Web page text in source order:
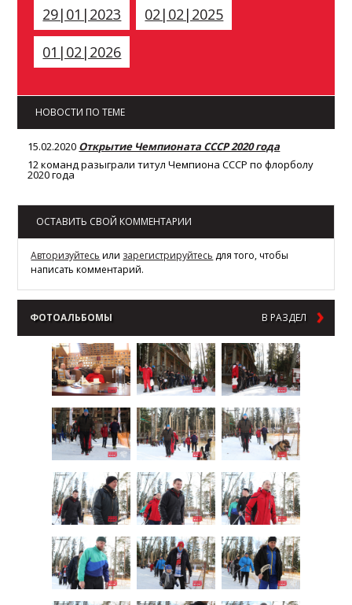
29|01|2023
02|02|2025
01|02|2026
НОВОСТИ ПО ТЕМЕ
15.02.2020 Открытие Чемпионата СССР 2020 года
12 команд разыграли титул Чемпиона СССР по флорболу
2020 года
ОСТАВИТЬ СВОЙ КОММЕНТАРИИ
Авторизуйтесь или зарегистрируйтесь для того, чтобы
написать комментарий.
ФОТОАЛЬБОМЫ В РАЗДЕЛ